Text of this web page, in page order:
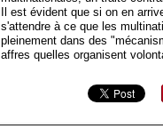
Il est évident que si on en
s'attendre à ce que les
pleinement dans des
affres quelles organisent